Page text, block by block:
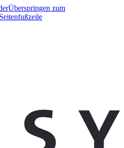
Überspringen zum